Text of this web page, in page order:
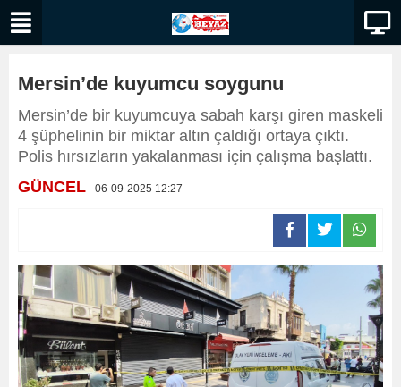
Mersin’de kuyumcu soygunu
Mersin’de bir kuyumcuya sabah karşı giren maskeli
4 şüphelinin bir miktar altın çaldığı ortaya çıktı.
Polis hırsızların yakalanması için çalışma başlattı.
GÜNCEL - 06-09-2025 12:27